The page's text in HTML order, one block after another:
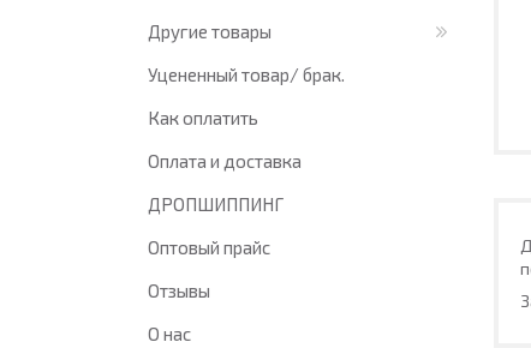
Другие товары
Уцененный товар/ брак.
Как оплатить
Оплата и доставка
ДРОПШИППИНГ
Оптовый прайс
Отзывы
О нас